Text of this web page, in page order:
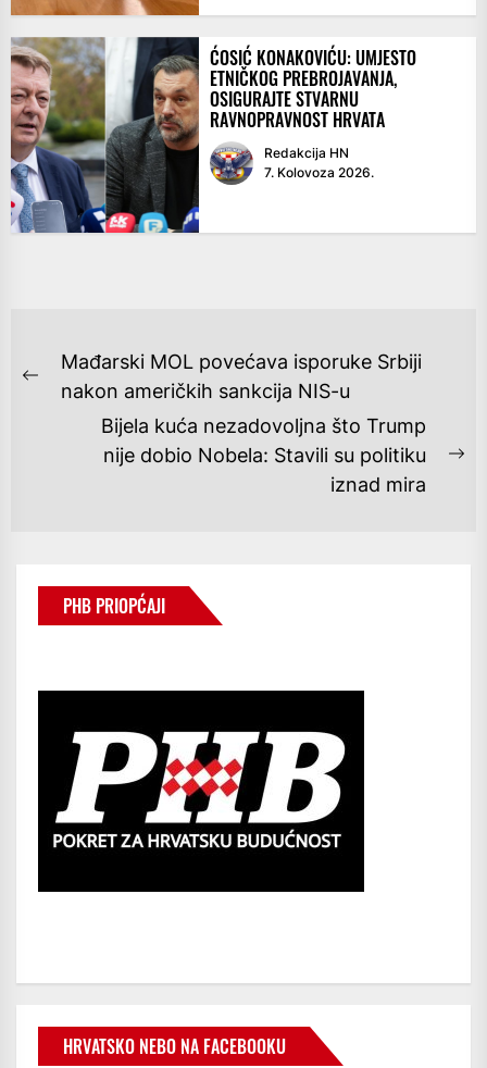
ĆOSIĆ KONAKOVIĆU: UMJESTO
ETNIČKOG PREBROJAVANJA,
OSIGURAJTE STVARNU
RAVNOPRAVNOST HRVATA
Redakcija HN
7. Kolovoza 2026.
NAVIGACIJA
OBJAVA
Previous
Mađarski MOL povećava isporuke Srbiji
nakon američkih sankcija NIS-u
Bijela kuća nezadovoljna što Trump
nije dobio Nobela: Stavili su politiku
iznad mira
PHB PRIOPĆAJI
HRVATSKO NEBO NA FACEBOOKU